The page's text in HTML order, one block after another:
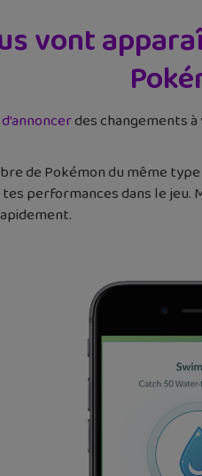
vont
d’annoncerdes changements
de Pokémon du même
performances dans le